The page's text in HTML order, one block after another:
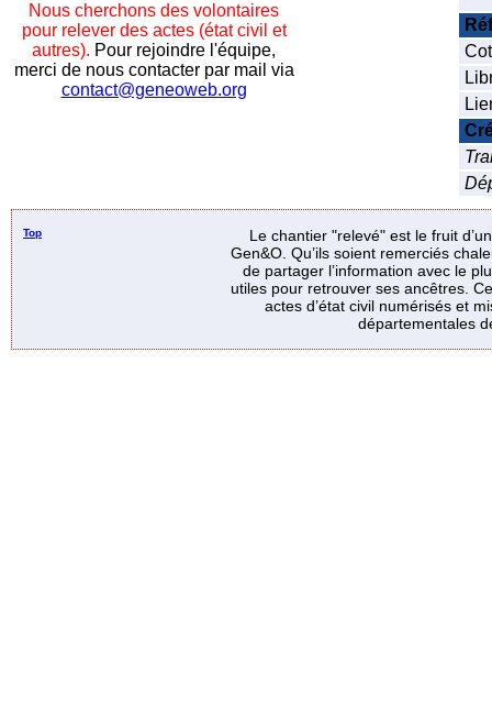
Nous cherchons des volontaires
pour relever des actes (état civil et
autres). Pour rejoindre l'équipe,
merci de nous contacter par mail via
contact@geneoweb.org
Top
Le chantier "relevé" est le fruit
Gen&O. Qu’ils soient remerciés
de partager l’information avec le
utiles pour retrouver ses ancêtres.
actes d’état civil numérisés et
départementales